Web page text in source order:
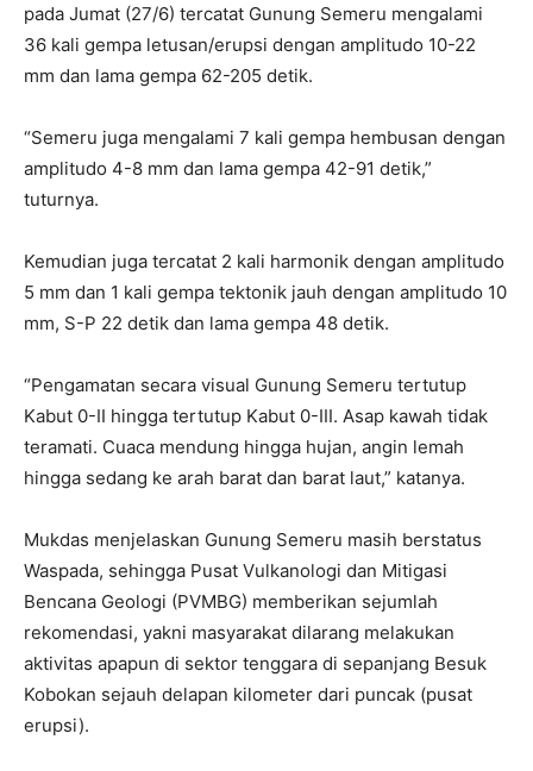
pada Jumat (27/6) tercatat Gunung Semeru mengalami
36 kali gempa letusan/erupsi dengan amplitudo 10-22
mm dan lama gempa 62-205 detik.
“Semeru juga mengalami 7 kali gempa hembusan dengan
amplitudo 4-8 mm dan lama gempa 42-91 detik,”
tuturnya.
Kemudian juga tercatat 2 kali harmonik dengan amplitudo
5 mm dan 1 kali gempa tektonik jauh dengan amplitudo 10
mm, S-P 22 detik dan lama gempa 48 detik.
“Pengamatan secara visual Gunung Semeru tertutup
Kabut 0-II hingga tertutup Kabut 0-III. Asap kawah tidak
teramati. Cuaca mendung hingga hujan, angin lemah
hingga sedang ke arah barat dan barat laut,” katanya.
Mukdas menjelaskan Gunung Semeru masih berstatus
Waspada, sehingga Pusat Vulkanologi dan Mitigasi
Bencana Geologi (PVMBG) memberikan sejumlah
rekomendasi, yakni masyarakat dilarang melakukan
aktivitas apapun di sektor tenggara di sepanjang Besuk
Kobokan sejauh delapan kilometer dari puncak (pusat
erupsi).